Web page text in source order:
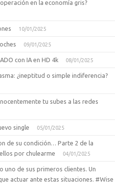
en la economía gris?
10/01/2025
09/01/2025
con IA en HD 4k 08/01/2025
¿ineptitud o simple indiferencia?
tu subes a las redes
single 05/01/2025
de su condición… Parte 2 de la
por chulearme
04/01/2025
uno de sus primeros clientes. Un
actuar ante estas situaciones. #Wise